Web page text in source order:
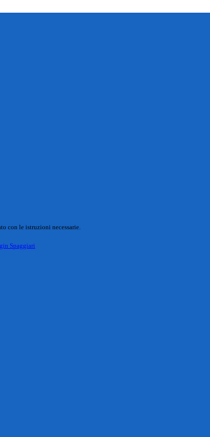
con le istruzioni necessarie.
Spaggiari